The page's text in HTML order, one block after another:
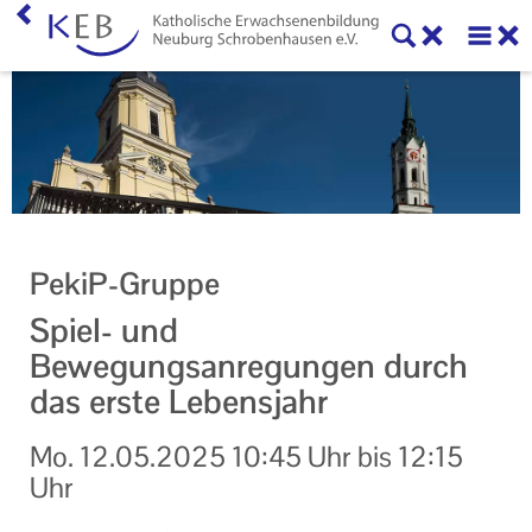
PekiP-Gruppe
Spiel- und
Bewegungsanregungen durch
das erste Lebensjahr
Mo. 12.05.2025 10:45 Uhr bis 12:15
Uhr
KEB Neuburg-Schrobenhausen
Leitbild
Vorstand und Beirat
Veranstaltungen
Online-Veranstaltungen
Zentralveranstaltungen
Eltern-Kind-Gruppen